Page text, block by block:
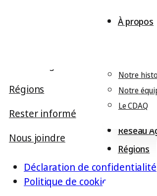
À propos
Notre
Notre
Le CDAQ
Réseau
Régions
Régions
Rester informé
Nous joindre
Déclaration de confidentialité
Politique de cookies